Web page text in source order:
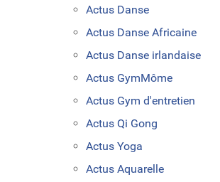
Actus Danse
Actus Danse Africaine
Actus Danse irlandaise
Actus GymMôme
Actus Gym d'entretien
Actus Qi Gong
Actus Yoga
Actus Aquarelle